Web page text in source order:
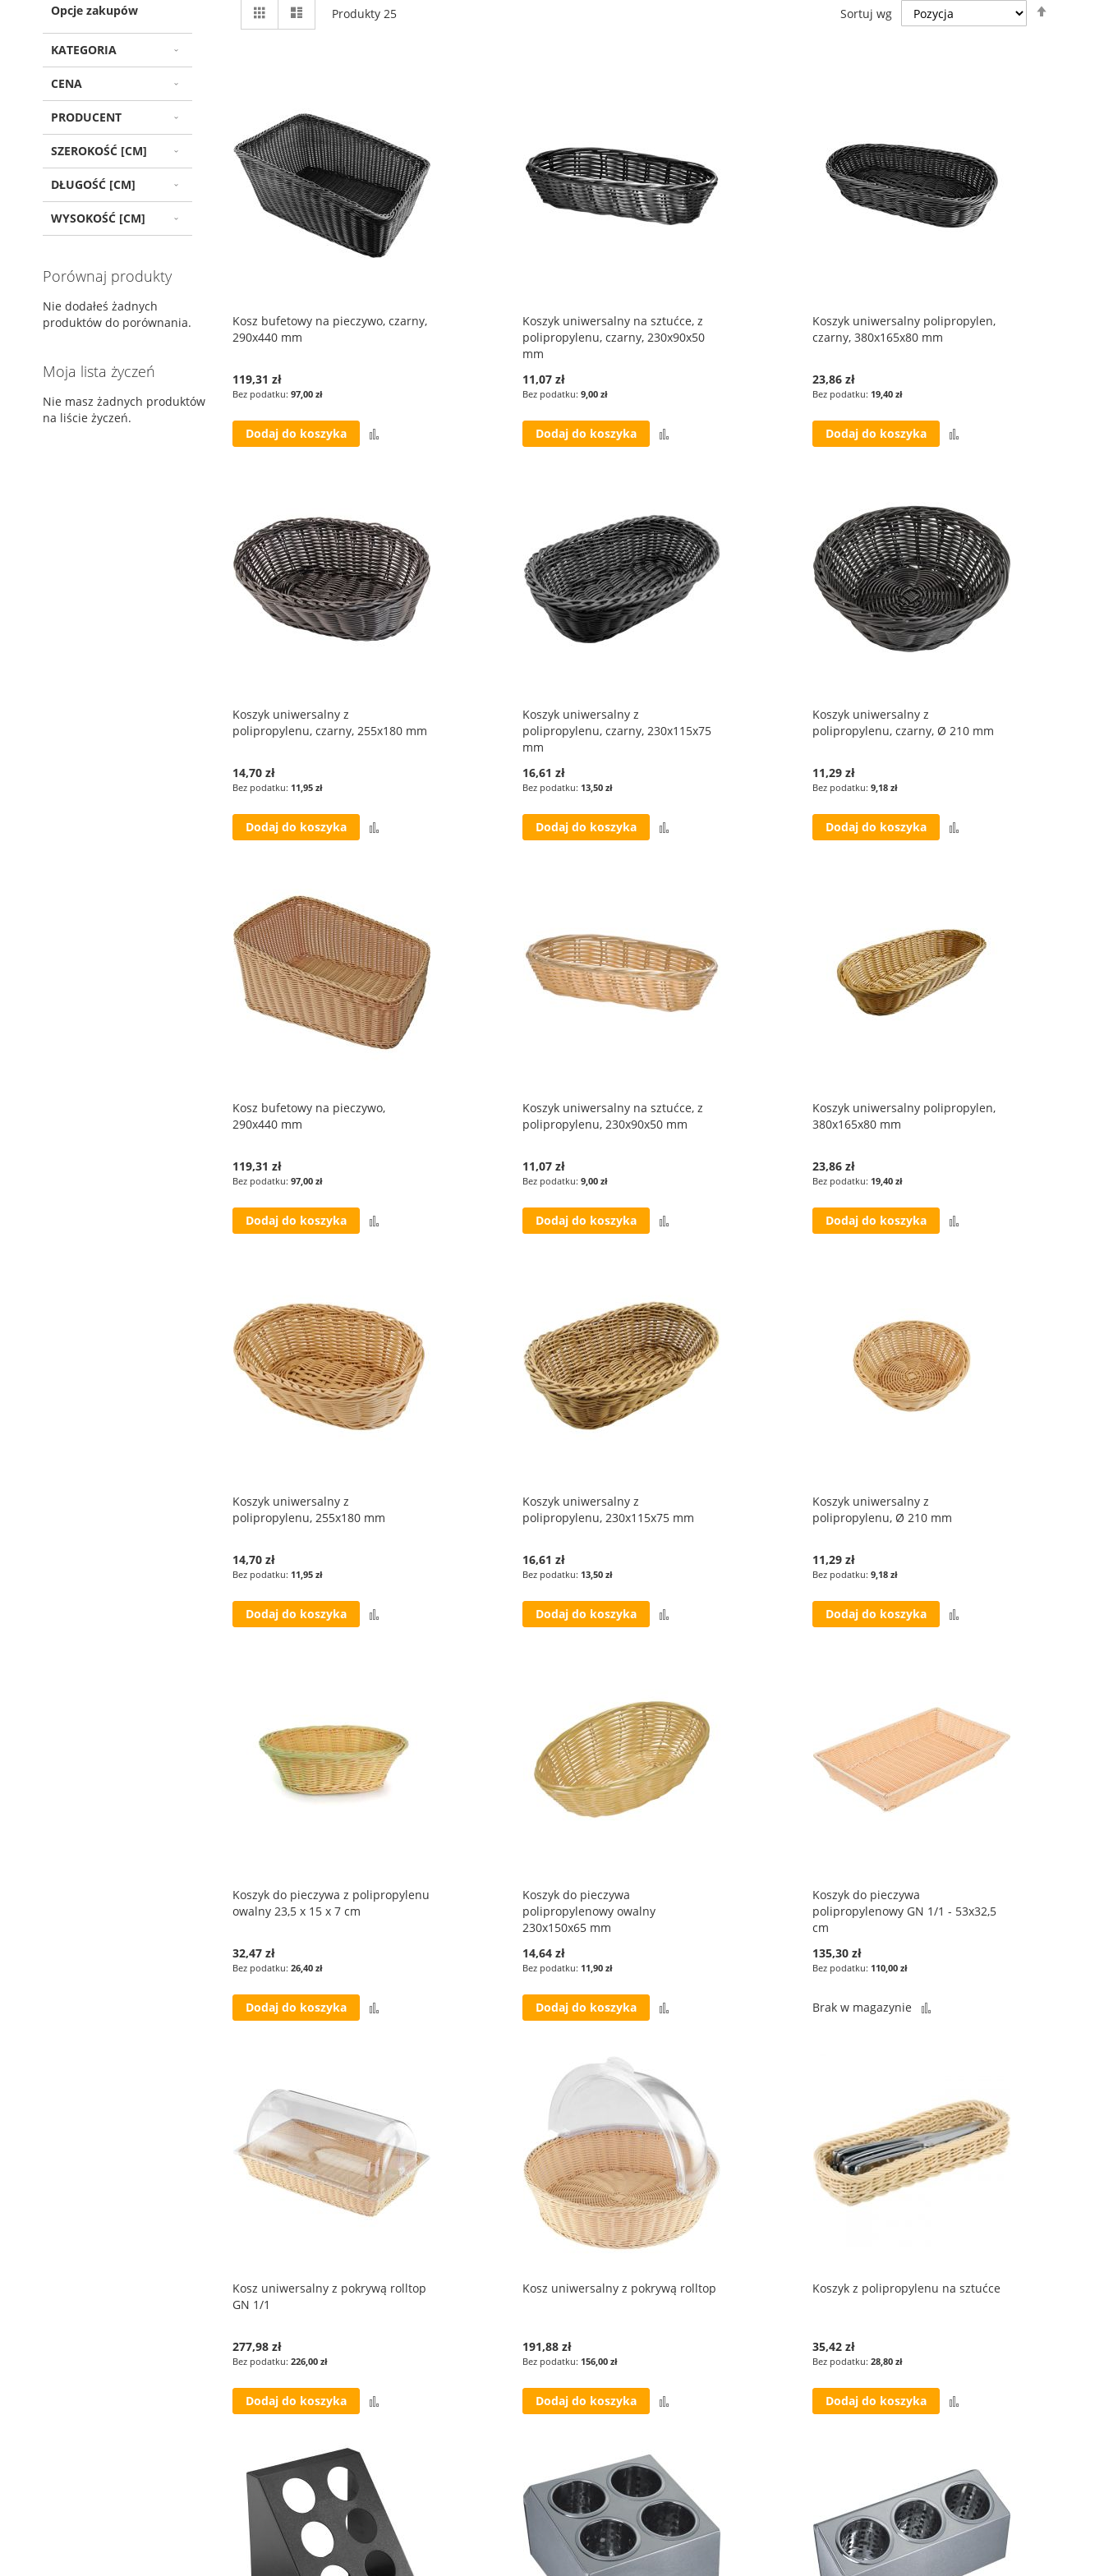
Zobacz
jako
Siatka Produkty25 Sortuj wg
Kosz bufetowy na pieczywo, czarny,
290x440 mm
119,31 zł
97,00 zł
Dodaj do koszyka
Koszyk uniwersalny na sztućce, z
polipropylenu, czarny, 230x90x50
mm
11,07 zł
9,00 zł
Dodaj do koszyka
Koszyk uniwersalny polipropylen,
czarny, 380x165x80 mm
23,86 zł
19,40 zł
Dodaj do koszyka
Koszyk uniwersalny z
polipropylenu, czarny, 255x180 mm
14,70 zł
11,95 zł
Dodaj do koszyka
Koszyk uniwersalny z
polipropylenu, czarny, 230x115x75
mm
16,61 zł
13,50 zł
Dodaj do koszyka
Koszyk uniwersalny z
polipropylenu, czarny, Ø 210 mm
11,29 zł
9,18 zł
Dodaj do koszyka
Kosz bufetowy na pieczywo,
290x440 mm
119,31 zł
97,00 zł
Dodaj do koszyka
Koszyk uniwersalny na sztućce, z
polipropylenu, 230x90x50 mm
11,07 zł
9,00 zł
Dodaj do koszyka
Koszyk uniwersalny polipropylen,
380x165x80 mm
23,86 zł
19,40 zł
Dodaj do koszyka
Koszyk uniwersalny z
polipropylenu, 255x180 mm
14,70 zł
11,95 zł
Dodaj do koszyka
Koszyk uniwersalny z
polipropylenu, 230x115x75 mm
16,61 zł
13,50 zł
Dodaj do koszyka
Koszyk uniwersalny z
polipropylenu, Ø 210 mm
11,29 zł
9,18 zł
Dodaj do koszyka
Koszyk do pieczywa z polipropylenu
owalny 23,5 x 15 x 7 cm
32,47 zł
26,40 zł
Dodaj do koszyka
Koszyk do pieczywa
polipropylenowy owalny
230x150x65 mm
14,64 zł
11,90 zł
Dodaj do koszyka
Koszyk do pieczywa
polipropylenowy GN 1/1 - 53x32,5
cm
135,30 zł
110,00 zł
Brak w magazynie
Kosz uniwersalny z pokrywą rolltop
GN 1/1
277,98 zł
226,00 zł
Dodaj do koszyka
Kosz uniwersalny z pokrywą rolltop
191,88 zł
156,00 zł
Dodaj do koszyka
Koszyk z polipropylenu na sztućce
35,42 zł
28,80 zł
Dodaj do koszyka
Opcje zakupów
KATEGORIA
CENA
PRODUCENT
SZEROKOŚĆ [CM]
DŁUGOŚĆ [CM]
WYSOKOŚĆ [CM]
Porównaj produkty
Nie dodałeś żadnych
produktów do porównania.
Moja lista życzeń
Nie masz żadnych produktów
na liście życzeń.